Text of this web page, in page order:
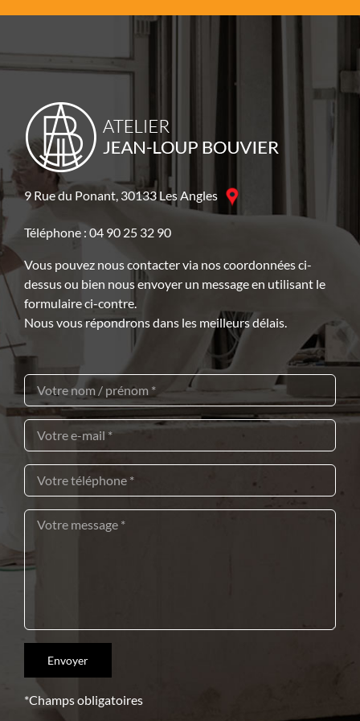
9 Rue du Ponant, 30133 Les Angles
Téléphone : 04 90 25 32 90
Vous pouvez nous contacter via nos coordonnées ci-
dessus ou bien nous envoyer un message en utilisant le
formulaire ci-contre.
Nous vous répondrons dans les meilleurs délais.
*Champs obligatoires